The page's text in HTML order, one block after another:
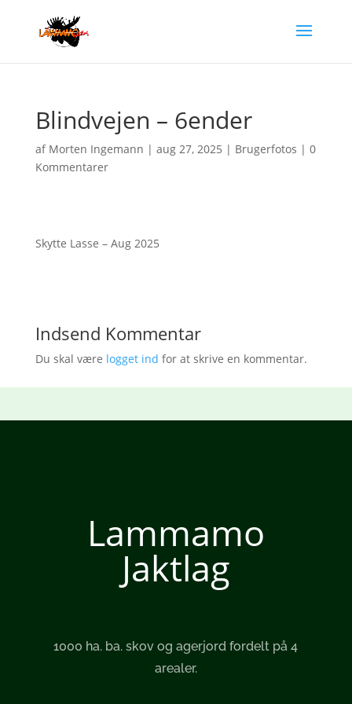
Blindvejen – 6ender
af Morten Ingemann | aug 27, 2025 | Brugerfotos | 0
Kommentarer
Skytte Lasse – Aug 2025
Indsend Kommentar
Du skal være logget ind for at skrive en kommentar.
Lammamo
Jaktlag
1000 ha. ba. skov og agerjord fordelt på 4
arealer.